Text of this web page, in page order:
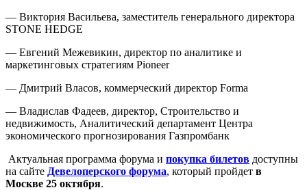
— Виктория Васильева, заместитель генерального директора
STONE HEDGE
— Евгений Межевикин, директор по аналитике и
маркетинговых стратегиям Pioneer
— Дмитрий Власов, коммерческий директор Forma
— Владислав Фадеев, директор, Строительство и
недвижимость, Аналитический департамент Центра
экономического прогнозирования Газпромбанк
Актуальная программа форума и покупка билетов доступны
на сайте Девелоперского форума, который пройдет в
Москве 25 октября.